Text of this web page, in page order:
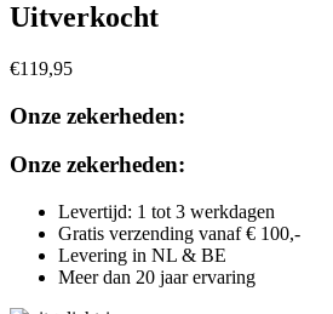
Uitverkocht
€119,95
Onze zekerheden:
Onze zekerheden:
Levertijd: 1 tot 3 werkdagen
Gratis verzending vanaf € 100,-
Levering in NL & BE
Meer dan 20 jaar ervaring